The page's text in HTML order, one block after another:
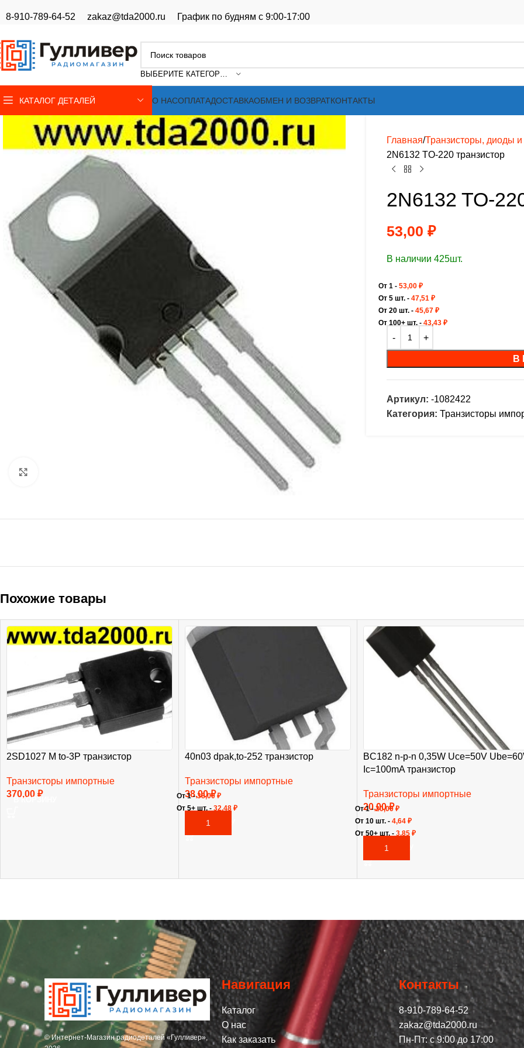
8-910-789-64-52 zakaz@tda2000.ru График по будням с 9:00-17:00
ВЫБЕРИТЕ КАТЕГОРИЮ
КАТАЛОГ ДЕТАЛЕЙ О НАСОПЛАТАДОСТАВКАОБМЕН И ВОЗВРАТКОНТАКТЫ
Главная Транзисторы, диоды и
2N6132 TO-220 транзистор
2N6132 TO-
53,00 ₽
В наличии 425шт.
От 1 - 53,00 ₽
От 5 шт. - 47,51 ₽
От 20 шт. - 45,67 ₽
От 100+ шт. - 43,43 ₽
В
Артикул: -1082422
Категория: Транзисторы
Похожие товары
2SD1027 M to-3P транзистор
Транзисторы импортные
370,00 ₽
В КОРЗИНУ
40n03 dpak,to-252 транзистор
Транзисторы импортные
38,00₽
В КОРЗИНУ
От 1 -38,00₽
От 5+ шт. - 32,48 ₽
BC182 n-p-n 0,35W Uce=50V
Ic=100mA транзистор
Транзисторы импортные
20,00₽
В КОРЗИНУ
От 1 -20,00₽
От 10 шт. - 4,64 ₽
От 50+ шт. - 3,85 ₽
© Интернет-Магазин радиодеталей «Гулливер»,
Навигация
Каталог
О нас
Как заказать
Контакты
8-910-789-64-52
zakaz@tda2000.ru
Пн-Пт: с 9:00 до 17:00